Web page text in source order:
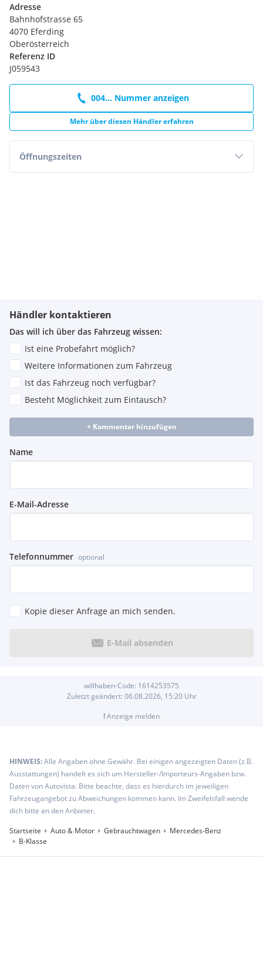
Adresse
Bahnhofstrasse 65
4070 Eferding
Oberösterreich
Referenz ID
J059543
004... Nummer anzeigen
Mehr über diesen Händler erfahren
Öffnungszeiten
Händler kontaktieren
Das will ich über das Fahrzeug wissen:
Ist eine Probefahrt möglich?
Weitere Informationen zum Fahrzeug
Ist das Fahrzeug noch verfügbar?
Besteht Möglichkeit zum Eintausch?
+ Kommentar hinzufügen
Name
E-Mail-Adresse
Telefonnummer optional
Kopie dieser Anfrage an mich senden.
E-Mail absenden
willhaben-Code: 1614253575
Zuletzt geändert: 06.08.2026, 15:20Uhr
!Anzeige melden
HINWEIS:Alle Angaben ohne Gewähr. Bei einigen angezeigten Daten (z.B.
Ausstattungen) handelt es sich um Hersteller-/Importeurs-Angaben bzw.
Daten von Autovista. Bitte beachte, dass es hierdurch im jeweiligen
Fahrzeugangebot zu Abweichungen kommen kann. Im Zweifelsfall wende
dich bitte an den Anbieter.
Startseite
Auto & Motor Gebrauchtwagen
Mercedes-Benz
B-Klasse